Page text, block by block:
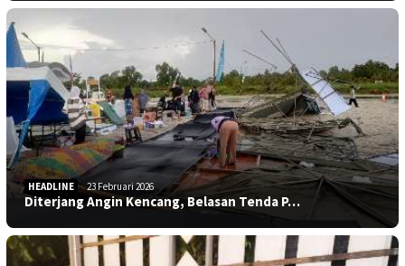
HEADLINE 23 Februari 2026
Diterjang Angin Kencang, Belasan Tenda P…